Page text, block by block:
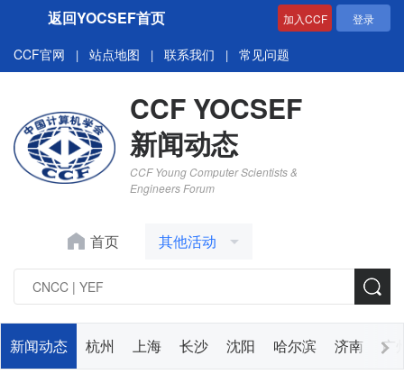
返回YOCSEF首页 加入CCF 登录
CCF官网 | 站点地图 | 联系我们 | 常见问题
CCF YOCSEF
新闻动态
CCF Young Computer Scientists &
Engineers Forum
首页 其他活动
新闻动态 杭州 上海 长沙 沈阳 哈尔滨 济南 广